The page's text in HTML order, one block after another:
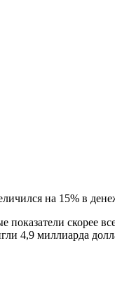
на 15% в
скорее
4,9 миллиарда